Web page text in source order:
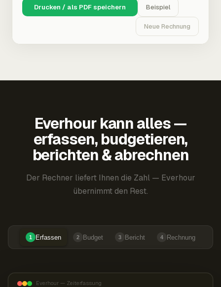
Drucken / als PDF speichern Beispiel
Neue Rechnung
Everhour kann alles —
erfassen, budgetieren,
berichten & abrechnen
Der Rechner liefert Ihnen die Zahl — Everhour
übernimmt den Rest.
1 Erfassen 2 Budget 3 Bericht 4 Rechnung
Everhour — Zeiterfassung